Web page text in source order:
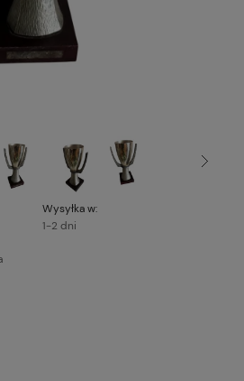
Wysyłka w:
1-2 dni
kosztów płatności